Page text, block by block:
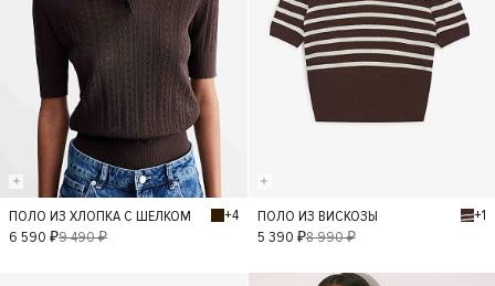
L M
ПОЛО ИЗ ХЛОПКА С ШЕЛКОМ
+4
6 590 ₽9 490 ₽ S L
ПОЛО ИЗ ВИСКОЗЫ
+1
5 390 ₽8 990 ₽